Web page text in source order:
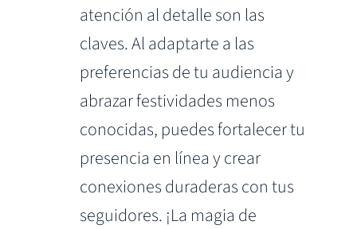
atención al detalle son las
claves. Al adaptarte a las
preferencias de tu audiencia y
abrazar festividades menos
conocidas, puedes fortalecer tu
presencia en línea y crear
conexiones duraderas con tus
seguidores. ¡La magia de